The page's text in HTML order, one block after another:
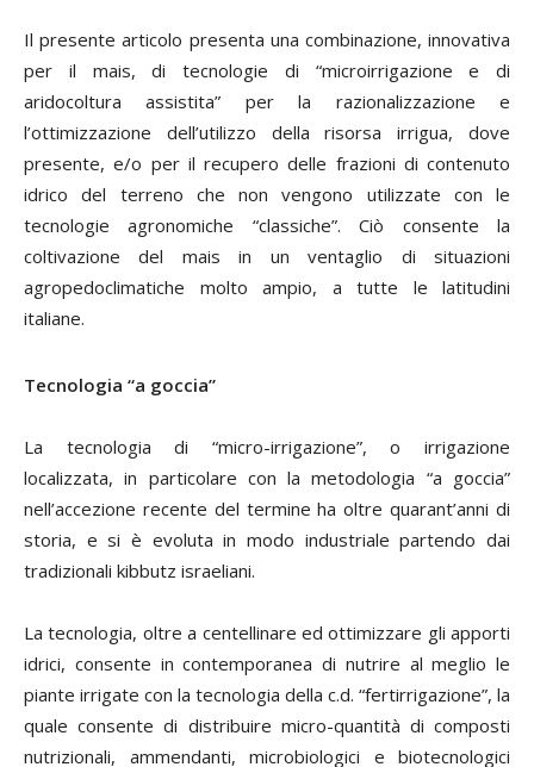
Il presente articolo presenta una combinazione, innovativa
per il mais, di tecnologie di “microirrigazione e di
aridocoltura assistita” per la razionalizzazione e
l’ottimizzazione dell’utilizzo della risorsa irrigua, dove
presente, e/o per il recupero delle frazioni di contenuto
idrico del terreno che non vengono utilizzate con le
tecnologie agronomiche “classiche”. Ciò consente la
coltivazione del mais in un ventaglio di situazioni
agropedoclimatiche molto ampio, a tutte le latitudini
italiane.
Tecnologia “a goccia”
La tecnologia di “micro-irrigazione”, o irrigazione
localizzata, in particolare con la metodologia “a goccia”
nell’accezione recente del termine ha oltre quarant’anni di
storia, e si è evoluta in modo industriale partendo dai
tradizionali kibbutz israeliani.
La tecnologia, oltre a centellinare ed ottimizzare gli apporti
idrici, consente in contemporanea di nutrire al meglio le
piante irrigate con la tecnologia della c.d. “fertirrigazione”, la
quale consente di distribuire micro-quantità di composti
nutrizionali, ammendanti, microbiologici e biotecnologici